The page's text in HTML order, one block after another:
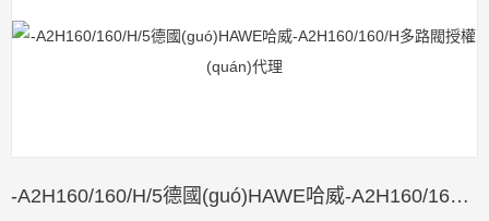
-A2H160/160/H/5德國(guó)HAWE哈威-A2H160/160/H多路閥授權(quán)代理